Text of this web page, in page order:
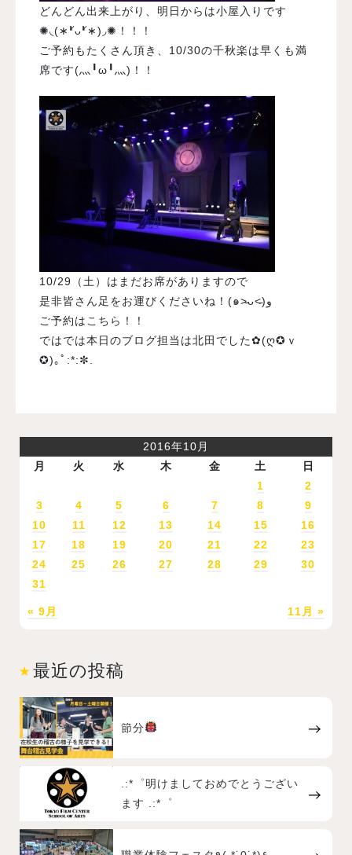
どんどん出来上がり、明日からは小屋入りです
✺◟(∗❛ัᴗ❛ั∗)◞✺！！！
ご予約もたくさん頂き、10/30の千秋楽は早くも満
席です(灬╹ω╹灬)！！
10/29（土）はまだお席がありますので
是非皆さん足をお運びくださいね！(๑˃̵ᴗ˂̵)و
ご予約は こちら ！！
ではでは本日のブログ担当は北田でした✿(ღ✪ｖ
✪)｡ﾟ:*:✼.
2016年10月
月
火 水 木 金 土 日
« 9月 11月 »
1
2
3
4 5 6 7 8
9
10
11 12 13 14 15
16
17
18 19 20 21 22
23
24
25 26 27 28 29
30
31
最近の投稿
節分
.:*゜明けましておめでとうござい
ます .:*゜